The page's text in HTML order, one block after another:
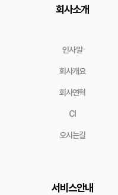
회사소개
인사말
회사개요
회사연혁
CI
오시는길
서비스안내